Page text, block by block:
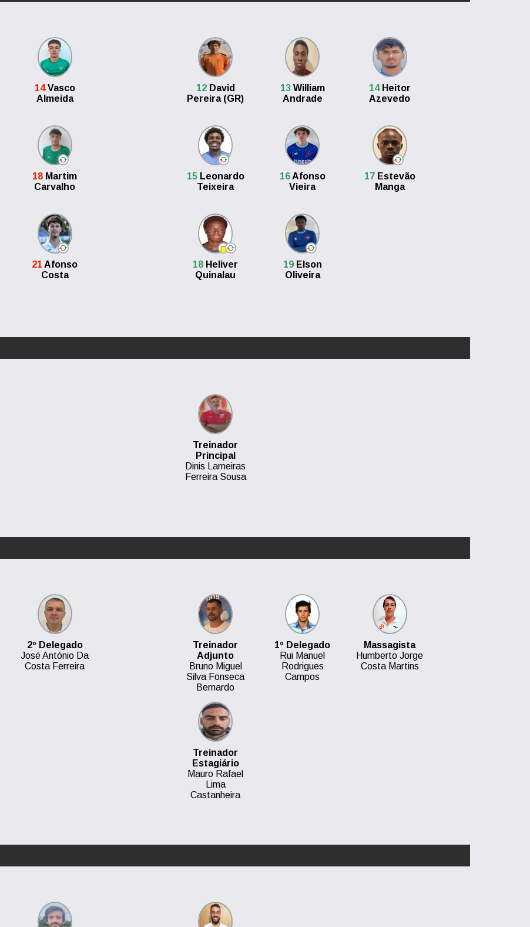
14Vasco
Almeida
18 Martim
Carvalho
21 Afonso
Costa
12David
Pereira (GR)
13William
Andrade
14Heitor
Azevedo
15Leonardo
Teixeira
16Afonso
Vieira
17Estevão
Manga
18 Heliver
Quinalau
19Elson
Oliveira
Treinador
Principal
Dinis Lameiras
Ferreira Sousa
2º Delegado
José António Da
Costa Ferreira
Treinador
Adjunto
Bruno Miguel
Silva Fonseca
Bernardo
1º Delegado
Rui Manuel
Rodrigues
Campos
Massagista
Humberto Jorge
Costa Martins
Treinador
Estagiário
Mauro Rafael
Lima
Castanheira